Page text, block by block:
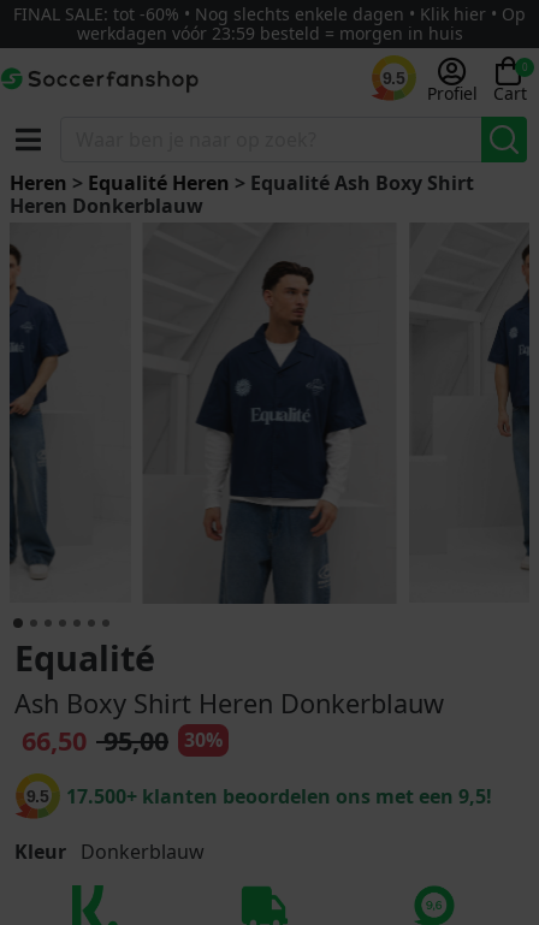
FINAL SALE: tot -60% • Nog slechts enkele dagen • Klik hier • Op
werkdagen vóór 23:59 besteld = morgen in huis
9.5
Profiel
0
Cart
Heren > Equalité Heren > Equalité Ash Boxy Shirt
Heren Donkerblauw
Equalité
Ash Boxy Shirt Heren Donkerblauw
66,50 95,00 30%
9.5 17.500+ klanten beoordelen ons met een 9,5!
Kleur Donkerblauw